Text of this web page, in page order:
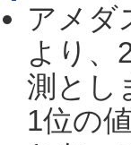
アメダ
より、
測とし
1位の